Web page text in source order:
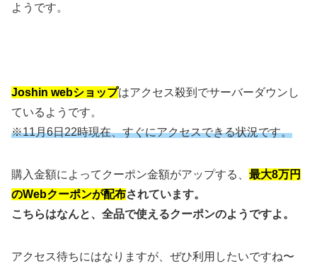
ようです。
Joshin webショップはアクセス殺到でサーバーダウンし
ているようです。
※11月6日22時現在、すぐにアクセスできる状況です。
購入金額によってクーポン金額がアップする、 最大8万円
のWebクーポンが配布されています。
こちらはなんと、全品で使えるクーポンのようですよ。
アクセス待ちにはなりますが、ぜひ利用したいですね〜